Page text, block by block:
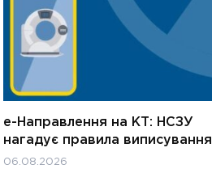
е-Направлення на КТ: НСЗУ
нагадує правила виписування
06.08.2026